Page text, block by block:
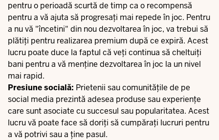
pentru o perioadă scurtă de timp ca o recompensă
pentru a vă ajuta să progresați mai repede în joc. Pentru
a nu vă "încetini" din nou dezvoltarea în joc, va trebui să
plătiți pentru realizarea premium după ce expiră. Acest
lucru poate duce la faptul că veți continua să cheltuiți
bani pentru a vă menține dezvoltarea în joc la un nivel
mai rapid.
Presiune socială: Prietenii sau comunitățile de pe
social media prezintă adesea produse sau experiențe
care sunt asociate cu succesul sau popularitatea. Acest
lucru vă poate face să doriți să cumpărați lucruri pentru
a vă potrivi sau a ține pasul.